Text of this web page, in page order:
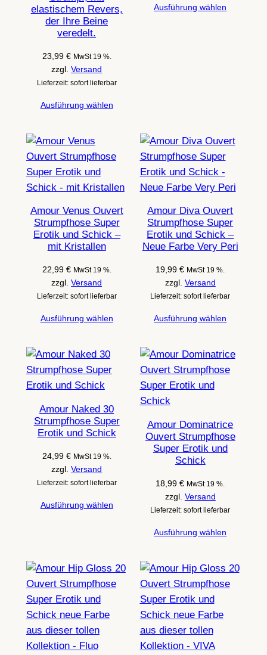
elastischem Revers,
der Ihre Beine
veredelt.
23,99 € MwSt 19 %.
zzgl.Versand
Lieferzeit: sofort lieferbar
Ausführung wählen
Ausführung wählen
Amour Venus Ouvert
Strumpfhose Super
Erotik und Schick –
mit Kristallen
22,99 € MwSt 19 %.
zzgl.Versand
Lieferzeit: sofort lieferbar
Ausführung wählen
Amour Diva Ouvert
Strumpfhose Super
Erotik und Schick –
Neue Farbe Very Peri
19,99€ MwSt 19 %.
zzgl. Versand
Lieferzeit: sofort lieferbar
Ausführung wählen
Amour Naked 30
Strumpfhose Super
Erotik und Schick
24,99 € MwSt 19 %.
zzgl.Versand
Lieferzeit: sofort lieferbar
Ausführung wählen
Amour Dominatrice
Ouvert Strumpfhose
Super Erotik und
Schick
18,99€ MwSt 19 %.
zzgl. Versand
Lieferzeit: sofort lieferbar
Ausführung wählen